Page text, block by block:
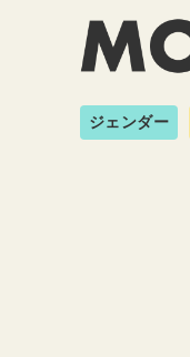
ジェンダー